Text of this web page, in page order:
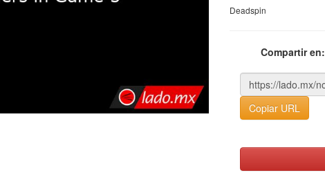
Deadspin
Compartir en:
Copiar URL